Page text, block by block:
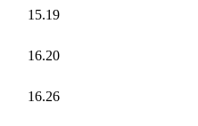
15.19
16.20
16.26